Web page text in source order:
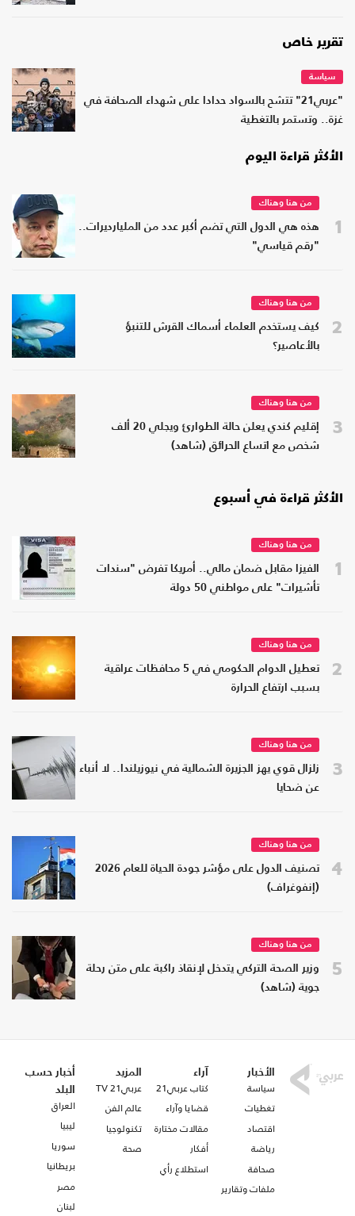
تقرير خاص
سياسة
"عربي21" تتشح بالسواد حدادا على شهداء الصحافة في
غزة.. وتستمر بالتغطية
الأكثر قراءة اليوم
1
من هنا وهناك
هذه هي الدول التي تضم أكبر عدد من المليارديرات..
"رقم قياسي"
2
من هنا وهناك
كيف يستخدم العلماء أسماك القرش للتنبؤ
بالأعاصير؟
3
من هنا وهناك
إقليم كندي يعلن حالة الطوارئ ويجلي 20 ألف
شخص مع اتساع الحرائق (شاهد)
الأكثر قراءة في أسبوع
1
من هنا وهناك
الفيزا مقابل ضمان مالي.. أمريكا تفرض "سندات
تأشيرات" على مواطني 50 دولة
2
من هنا وهناك
تعطيل الدوام الحكومي في 5 محافظات عراقية
بسبب ارتفاع الحرارة
3
من هنا وهناك
زلزال قوي يهز الجزيرة الشمالية في نيوزيلندا.. لا أنباء
عن ضحايا
4
من هنا وهناك
تصنيف الدول على مؤشر جودة الحياة للعام 2026
(إنفوغراف)
5
من هنا وهناك
وزير الصحة التركي يتدخل لإنقاذ راكبة على متن رحلة
جوية (شاهد)
الأخبار
سياسة
تغطيات
اقتصاد
رياضة
صحافة
ملفات وتقارير
آراء
كتاب عربي21
قضايا وآراء
مقالات مختارة
أفكار
استطلاع رأي
المزيد
عربي21 TV
عالم الفن
تكنولوجيا
صحة
أخبار حسب
البلد
العراق
ليبيا
سوريا
بريطانيا
مصر
لبنان